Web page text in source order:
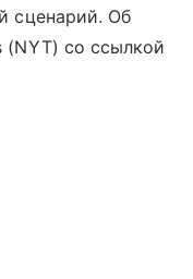
сценарий. Об
(NYT) со ссылкой